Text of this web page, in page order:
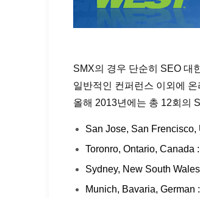
SMX의 경우 단순히 SEO 대
일반적인 컨퍼런스 이외에
올해 2013년에는 총 12회의
San Jose, San Frencisco,
Toronro, Ontario, Canada
Sydney, New South
Munich, Bavaria, German